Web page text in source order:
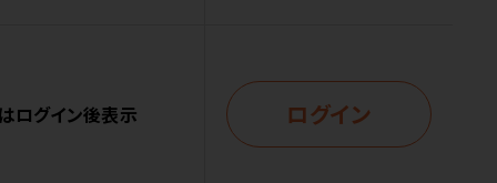
ログイン後表示 ログイン